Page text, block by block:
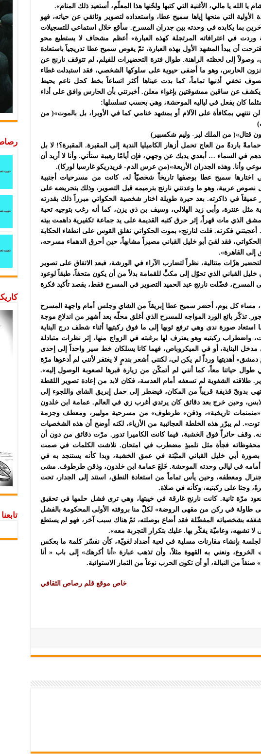
يا الله يا مالي، الأغنية التي كتبها ولحّنها هذا المعلّم، أستعيد ذلك المنام».
الأولية التي منحها إياها سميح عطا، واستعداده لتصوير وثائقي عن حياته، فهو
بما يكابده في وحدته بين جدران المسرح. سأقع خلال استماعي للتسجيلات
في اعترافاته المرتجلة كهذه العبارة» أعظم مشحاف لا يستطيع محو
أن يبدأ المشهد الأول بهذه العبارة، ثمّ يغوص سميح عطا تدريجياً باستعادة
وصولاً إلى لحظته الراهنة. طوال فترة التحضيرات للفيلم، لم تتوقف نارنج عن
الحارس، وهو ما أضفى حيوية على سلوكها الشخصي، فقد استبدلت غطاء
تخفي أذنيها تماماً، كما بدت عيناها أكثر اتساعاً بخط كحل ناعم يحيط
عن ساقين ممشوقتين بإغواء معلن. أخبرتني بأن الحارس وافق على أداء
كان يفعل في لياليه الموحشة، وهي بحسب تسلسلها:
لن تنتهي بمكافأة على الآلام أو بمشهد ختامي كما في الأوبرا، بل بالموت»( من
قتال»( من الملك لير- وليم شكسبير)
باردةً من العاج تحمل أزهار الكاميليا الندية إلى المقبرة. المقبرة؟! لا بل
في السماء … أبعدي يديك عن وجهي، فإن أيامًا رهيبة ستأتي. وأنا لا أريد أن
وأنا. وهذه الجدران الأربعة»(من عرس الدم- فريدريكو غارسيا لوركا).
اختارها سميح عطا بوصفها تاريخاً شخصيّاً له، كانت من مسرحيات أجنبية
نصوص عربية، وهو ما وعدتني نارنج بترميمه قبل التصوير، وذلك بتحريضه على
في ذاكرته. بعد حيرة طويلة اختار شخصية الحكواتي مبرراً ذلك بقدرته
عنترة، وأبي زيد الهلالي، وسيف بن ذي يزن، كما أنه رغب بتوجيه تحية
الذي مات قهراً، إثر حرق كتبه القديمة على يد جماعة تكفيرية داهمت بيته
فكرته. قلت لنارنج» بموت الحكواتي نغلق القوس على انطفاء الحكاية
فقد لقيَ أبو خليل القباني مصيراً مشابهاً، حين أحرق الدهماء مسرحه،
القاهرة».
هزّات متتالية، نظراً لتضارب الآراء في الورشة، فبعد الاتفاق على تصوير
القباني الذي تحوّل إلى مكبٍّ للقمامة بدلاً من أن يكون متحفاً، طبقاً لوعود
المسرح، فضّلت نارنج عبد الحميد التصوير في المسرح فقط، بقصد تأكيد فكرة
مساء كل يوم، أحضر سميح عطا إبريقاً من الشاي وجلس أمام واجهة المسرح
تذكّر بائع الورد المواجه للمسرح الذي أغلق محلّه بعد أشهر من اندلاع موجة
استعاد صورة ندى وهي ترفع ثوبها إلى ما فوق ركبتيها أثناء شطف درج البناية
واضطراب ركبتيه وهو يعترف لها برغبته في الزواج منها، إثر نظرات متبادلة
البناية، أو في الميكروباص، فهما كانا يسلكان خط سير واحداً إلى إحدى
أهديتها ورداً لم يكن لي، لكنني أشعر بندمٍ لا يغتفر لأنني لم أدعوها مرّة
حياتنا معاً، كما أنني لم أتمكّن من زيارة قبرها لصعوبة الوصول إليه».
طلاقته الشفوية لم تسعفه أمام العدسة، فكان لابد من إعادة تصوير اللقطة
بدويّ قذيفة قريباً من المكان، فيضطر إلى حمل إبريق الشاي واللجوء إلى
وحين خرج بعد دقائق كان يرتدي أغرب زي في العالم. عمامة ابن خلدون
«منمنمات تاريخية»، وذقن» طرطوف» من مسرحية موليير، ومعطف وجزمة
لم يبرّر هذه الخلطة العجائبية من الأزياء، لكنه أوضح أن هذه الشخصيات
وقف حائراً فوق الخشبة، فيما كانت الكاميرا تدور. مرّت دقائق من دون أن
محفوظاته فجأة مثل تلميذٍ مضطرب في امتحان. تلاشت الكلمات في صمت
بصورة أبي خليل القباني المثبّتة في عمق الخشبة، وبدا كأنه يستنجد به في
أمامه في ليالي وحدته الموحشة. خَلعَ عمامة ابن خلدون، وذقن طرطوف. مشى
ومعطفه، وحين يأس تماماً من استعادة النطق، استند إلى الجدار، تحت
وجثا على ركبتيه، وكأنه في صلاة.
مرّة ثانية. كانت نارنج غارقة في خيبتها، وهي ترى فشل حلمها في تحقيق
طاولة في ركن من مقهى الروضة» لكلّ منا بروفته الأولى المحكومة بالفشل
بشخصياته المفضّلة فقد أضاع بوصلته، ثمّ هناك سبب آخر، فهو لم يستطع
تشبهه، وعاميّة يفكّر بها. عليك بتكرار التجربة معه».
بإنشاء مقارنات مسلية في لعبة أضداد لغويّة، كأن نفسّر كلمة ما بعكس
ونعني به القهوة مثلاً، وأن تذهب عبارة «أنا أكرهك» إلى باب « أنا
من النبالة، أو أن تكون الحرب نوعاً من الثمار الاستوائية.
خاص موقع قلم رصاص الثقافي